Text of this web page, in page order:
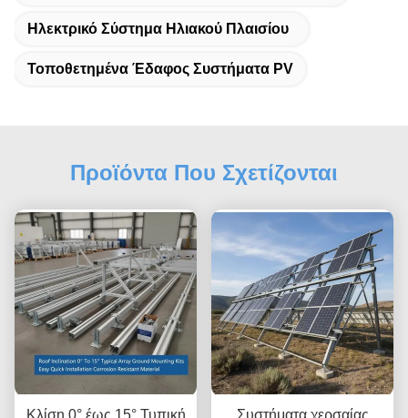
Ηλεκτρικό Σύστημα Ηλιακού Πλαισίου
Τοποθετημένα Έδαφος Συστήματα PV
Προϊόντα Που Σχετίζονται